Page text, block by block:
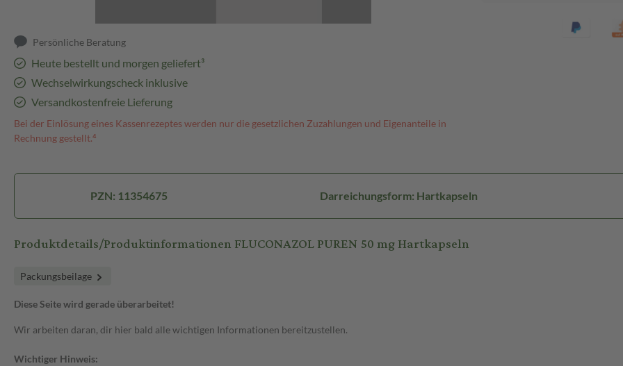
Persönliche Beratung
Heute bestellt und morgen geliefert³
Wechselwirkungscheck inklusive
Versandkostenfreie Lieferung
Bei der Einlösung eines Kassenrezeptes werden nur die gesetzlichen Zuzahlungen und Eigenanteile in
Rechnung gestellt.⁴
PZN: 11354675 Darreichungsform: Hartkapseln
Produktdetails/Produktinformationen FLUCONAZOL PUREN 50 mg Hartkapseln
Packungsbeilage
Diese Seite wird gerade überarbeitet!
Wir arbeiten daran, dir hier bald alle wichtigen Informationen bereitzustellen.
Wichtiger Hinweis: